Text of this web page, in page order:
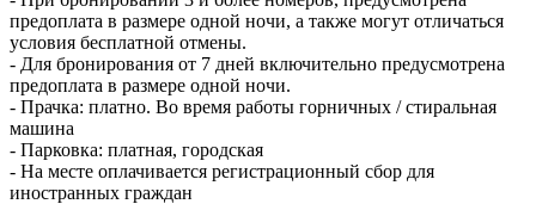
предоплата в размере одной ночи, а также могут отличаться
условия бесплатной отмены.
- Для бронирования от 7 дней включительно предусмотрена
предоплата в размере одной ночи.
- Прачка: платно. Во время работы горничных / стиральная
машина
- Парковка: платная, городская
- На месте оплачивается регистрационный сбор для
иностранных граждан